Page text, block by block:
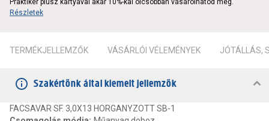
Praktiker plusz kártyával akár 10%-kal olcsóbban vásárolhatod meg.
Részletek
TERMÉKJELLEMZŐK VÁSÁRLÓI VÉLEMÉNYEK JÓTÁLLÁS,
Szakértőnk által kiemelt jellemzők
FACSAVAR SF. 3,0X13 HORGANYZOTT SB-1